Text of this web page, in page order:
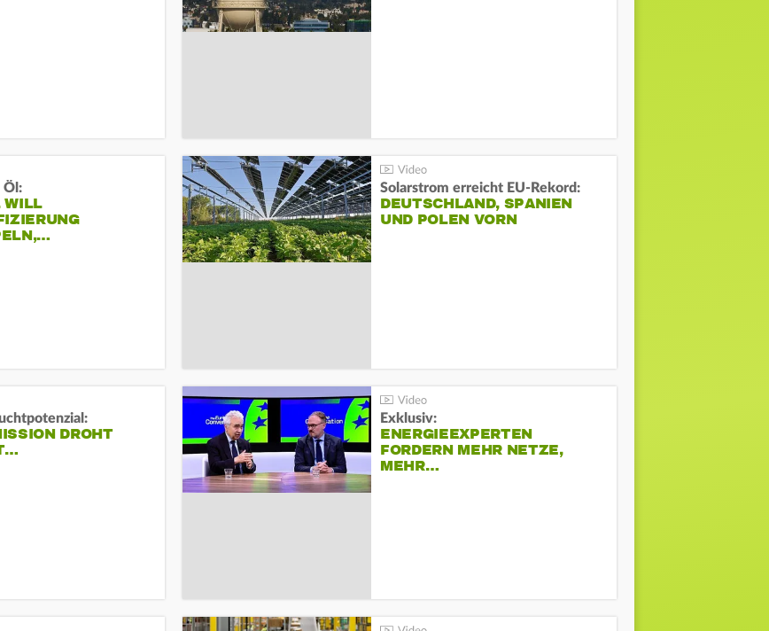
Öl:
WILL
Solarstrom erreicht EU-Rekord:
DEUTSCHLAND, SPANIEN
UND POLEN VORN
DROHT
Exklusiv:
ENERGIEEXPERTEN
FORDERN MEHR NETZE,
MEHR…